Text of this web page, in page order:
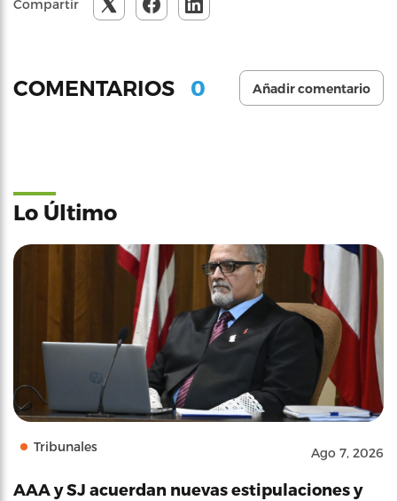
Compartir
COMENTARIOS 0 Añadir comentario
Lo Último
Tribunales Ago 7, 2026
AAA y SJ acuerdan nuevas estipulaciones y